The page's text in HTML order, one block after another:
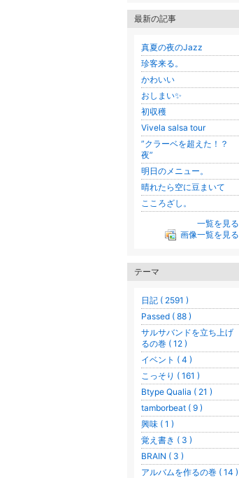
最新の記事
真夏の夜のJazz
珍客来る。
かわいい
おしまい✨
初収穫
Vivela salsa tour
”クラーベを超えた！？
夜”
明日のメニュー。
晴れたら空に豆まいて
こころざし。
一覧を見る
画像一覧を見る
テーマ
日記 ( 2591 )
Passed ( 88 )
サルサバンドを立ち上げ
るの巻 ( 12 )
イベント ( 4 )
こっそり ( 161 )
Btype Qualia ( 21 )
tamborbeat ( 9 )
興味 ( 1 )
覚え書き ( 3 )
BRAIN ( 3 )
アルバムを作るの巻 ( 14 )